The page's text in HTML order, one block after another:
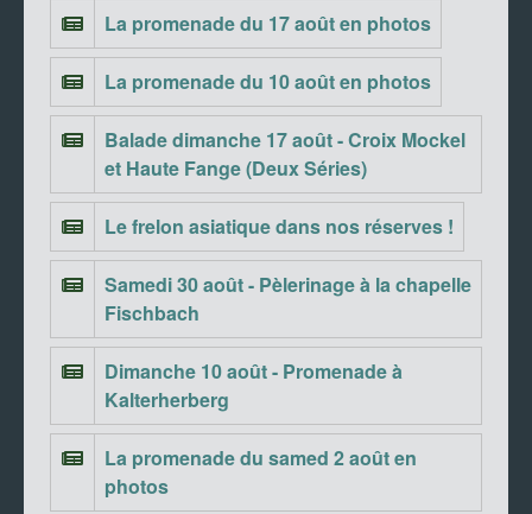
La promenade du 17 août en photos
La promenade du 10 août en photos
Balade dimanche 17 août - Croix Mockel
et Haute Fange (Deux Séries)
Le frelon asiatique dans nos réserves !
Samedi 30 août - Pèlerinage à la chapelle
Fischbach
Dimanche 10 août - Promenade à
Kalterherberg
La promenade du samed 2 août en
photos